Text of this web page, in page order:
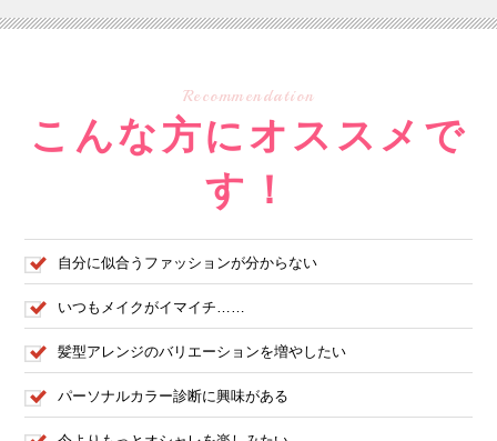
Recommendation
こんな方にオススメで
す！
自分に似合うファッションが分からない
いつもメイクがイマイチ……
髪型アレンジのバリエーションを増やしたい
パーソナルカラー診断に興味がある